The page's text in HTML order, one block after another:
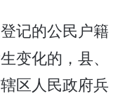
记的公民户籍
变化的，县、
区人民政府兵